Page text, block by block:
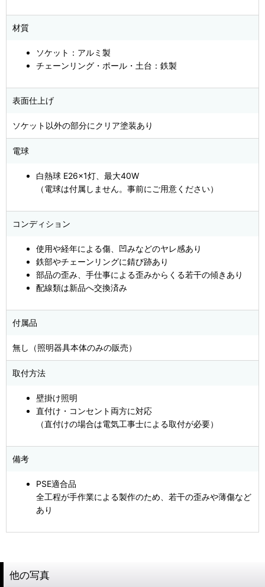
材質
ソケット：アルミ製
チェーンリング・ポール・土台：鉄製
表面仕上げ
ソケット以外の部分にクリア塗装あり
電球
白熱球 E26×1灯、最大40W
（電球は付属しません。事前にご用意ください）
コンディション
使用や経年による傷、凹みなどのヤレ感あり
鉄部やチェーンリングに錆び跡あり
部品の歪み、手仕事による歪みからくる若干の傾きあり
配線類は新品へ交換済み
付属品
無し（照明器具本体のみの販売）
取付方法
壁掛け照明
直付け・コンセント両方に対応
（直付けの場合は電気工事士による取付が必要）
備考
PSE適合品
全工程が手作業による製作のため、若干の歪みや薄傷など
あり
他の写真